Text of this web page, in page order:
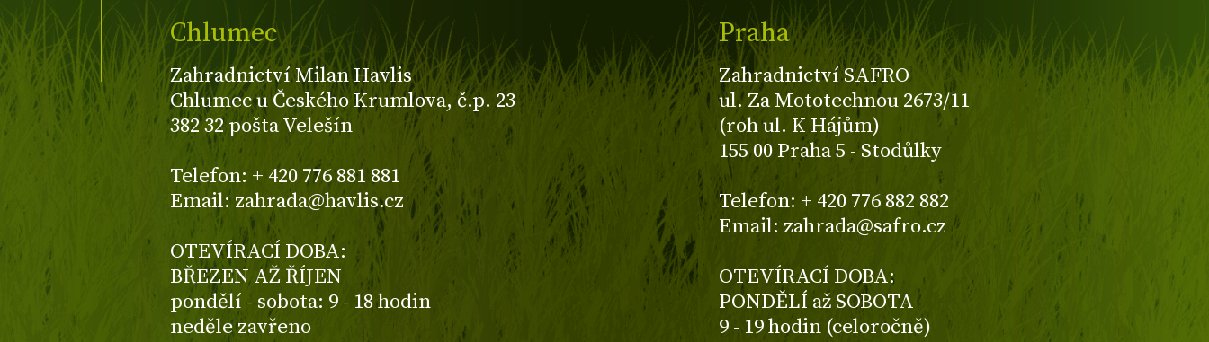
Chlumec
Zahradnictví Milan Havlis
Chlumec u Českého Krumlova, č.p. 23
382 32 pošta Velešín
Telefon: + 420 776 881 881
Email: zahrada@havlis.cz
OTEVÍRACÍ DOBA:
BŘEZEN AŽ ŘÍJEN
pondělí - sobota: 9 - 18 hodin
neděle zavřeno
Praha
Zahradnictví SAFRO
ul. Za Mototechnou 2673/11
(roh ul. K Hájům)
155 00 Praha 5 - Stodůlky
Telefon: + 420 776 882 882
Email: zahrada@safro.cz
OTEVÍRACÍ DOBA:
PONDĚLÍ až SOBOTA
9 - 19 hodin (celoročně)